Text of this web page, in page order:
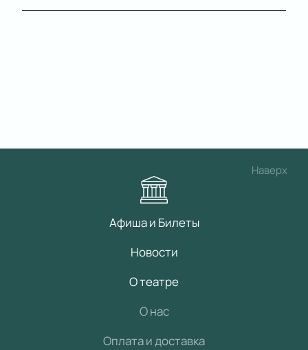
Наверх
Афиша и Билеты
Новости
О театре
О нас
Оплата и доставка